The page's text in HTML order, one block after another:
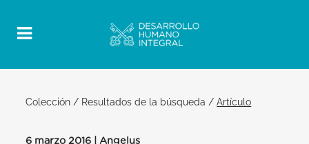
Colección / Resultados de la búsqueda /Artículo
6 marzo 2016 | Angelus